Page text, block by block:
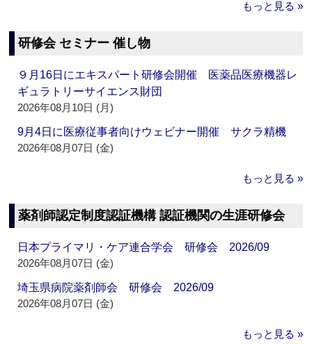
もっと見る »
研修会 セミナー 催し物
９月16日にエキスパート研修会開催 医薬品医療機器レ
ギュラトリーサイエンス財団
2026年08月10日 (月)
9月4日に医療従事者向けウェビナー開催 サクラ精機
2026年08月07日 (金)
もっと見る »
薬剤師認定制度認証機構 認証機関の生涯研修会
日本プライマリ・ケア連合学会 研修会 2026/09
2026年08月07日 (金)
埼玉県病院薬剤師会 研修会 2026/09
2026年08月07日 (金)
もっと見る »